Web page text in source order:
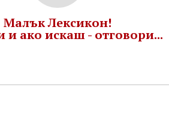
Малък Лексикон!
и ако искаш - отговори...